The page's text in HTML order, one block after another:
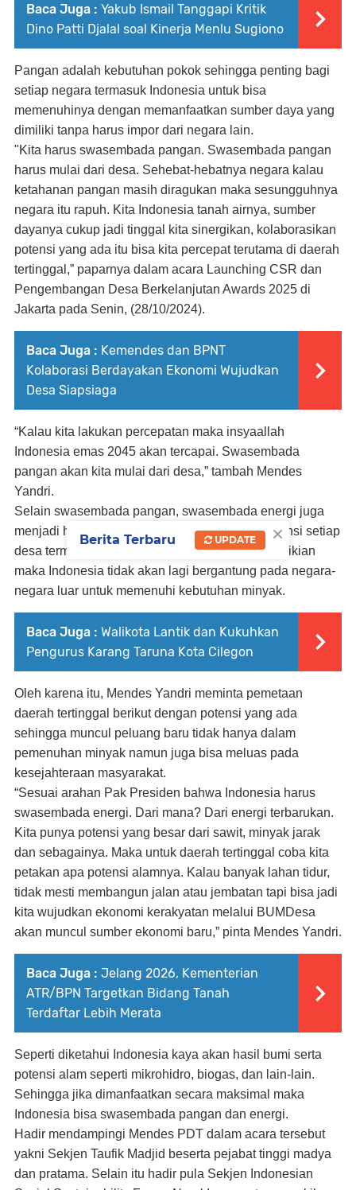
Baca Juga : Yakub Ismail Tanggapi Kritik
Dino Patti Djalal soal Kinerja Menlu Sugiono
Pangan adalah kebutuhan pokok sehingga penting bagi
setiap negara termasuk Indonesia untuk bisa
memenuhinya dengan memanfaatkan sumber daya yang
dimiliki tanpa harus impor dari negara lain.
"Kita harus swasembada pangan. Swasembada pangan
harus mulai dari desa. Sehebat-hebatnya negara kalau
ketahanan pangan masih diragukan maka sesungguhnya
negara itu rapuh. Kita Indonesia tanah airnya, sumber
dayanya cukup jadi tinggal kita sinergikan, kolaborasikan
potensi yang ada itu bisa kita percepat terutama di daerah
tertinggal,” paparnya dalam acara Launching CSR dan
Pengembangan Desa Berkelanjutan Awards 2025 di
Jakarta pada Senin, (28/10/2024).
Baca Juga : Kemendes dan BPNT
Kolaborasi Berdayakan Ekonomi Wujudkan
Desa Siapsiaga
“Kalau kita lakukan percepatan maka insyaallah
Indonesia emas 2045 akan tercapai. Swasembada
pangan akan kita mulai dari desa,” tambah Mendes
Yandri.
Selain swasembada pangan, swasembada energi juga
menjadi hal penting dengan memanfaatkan potensi setiap
desa termasuk di daerah tertinggal. Dengan demikian
maka Indonesia tidak akan lagi bergantung pada negara-
negara luar untuk memenuhi kebutuhan minyak.
Baca Juga : ‎Walikota Lantik dan Kukuhkan
Pengurus Karang Taruna Kota Cilegon
Oleh karena itu, Mendes Yandri meminta pemetaan
daerah tertinggal berikut dengan potensi yang ada
sehingga muncul peluang baru tidak hanya dalam
pemenuhan minyak namun juga bisa meluas pada
kesejahteraan masyarakat.
“Sesuai arahan Pak Presiden bahwa Indonesia harus
swasembada energi. Dari mana? Dari energi terbarukan.
Kita punya potensi yang besar dari sawit, minyak jarak
dan sebagainya. Maka untuk daerah tertinggal coba kita
petakan apa potensi alamnya. Kalau banyak lahan tidur,
tidak mesti membangun jalan atau jembatan tapi bisa jadi
kita wujudkan ekonomi kerakyatan melalui BUMDesa
akan muncul sumber ekonomi baru,” pinta Mendes Yandri.
Baca Juga : Jelang 2026, Kementerian
ATR/BPN Targetkan Bidang Tanah
Terdaftar Lebih Merata
Seperti diketahui Indonesia kaya akan hasil bumi serta
potensi alam seperti mikrohidro, biogas, dan lain-lain.
Sehingga jika dimanfaatkan secara maksimal maka
Indonesia bisa swasembada pangan dan energi.
Hadir mendampingi Mendes PDT dalam acara tersebut
yakni Sekjen Taufik Madjid beserta pejabat tinggi madya
dan pratama. Selain itu hadir pula Sekjen Indonesian
×
Berita Terbaru UPDATE